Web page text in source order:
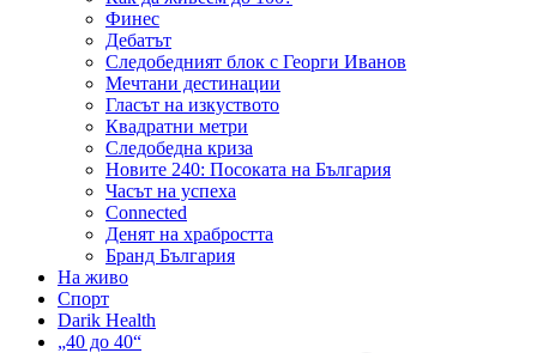
Финес
Дебатът
Следобедният блок с Георги Иванов
Мечтани дестинации
Гласът на изкуството
Квадратни метри
Следобедна криза
Новите 240: Посоката на България
Часът на успеха
Connected
Денят на храбростта
Бранд България
На живо
Спорт
Darik Health
„40 до 40“